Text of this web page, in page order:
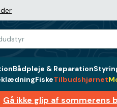
Bådpleje & Reparation
FiskeTilbudshjørnet
Gå ikke glip af